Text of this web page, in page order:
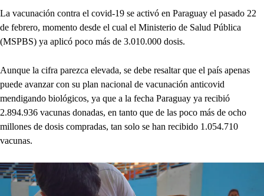
La vacunación contra el covid-19 se activó en Paraguay el pasado 22
de febrero, momento desde el cual el Ministerio de Salud Pública
(MSPBS) ya aplicó poco más de 3.010.000 dosis.
Aunque la cifra parezca elevada, se debe resaltar que el país apenas
puede avanzar con su plan nacional de vacunación anticovid
mendigando biológicos, ya que a la fecha Paraguay ya recibió
2.894.936 vacunas donadas, en tanto que de las poco más de ocho
millones de dosis compradas, tan solo se han recibido 1.054.710
vacunas.